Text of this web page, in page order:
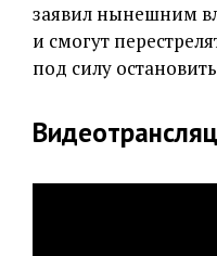
заявил нынешним
и смогут
под силу